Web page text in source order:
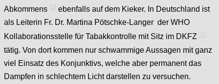
Abkommens
ebenfalls auf dem Kieker. In Deutschland ist
als Leiterin Fr. Dr. Martina Pötschke-Langer der WHO
Kollaborationsstelle für Tabakkontrolle mit Sitz im DKFZ
tätig. Von dort kommen nur schwammige Aussagen mit ganz
viel Einsatz des Konjunktivs, welche aber permanent das
Dampfen in schlechtem Licht darstellen zu versuchen.